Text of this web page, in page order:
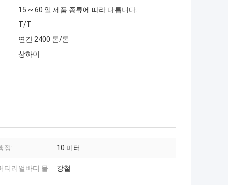
15 ~ 60 일 제품 종류에 따라 다릅니다.
T/T
연간 2400 톤/톤
상하이
정: 10 미터
티리얼바디 물 강철